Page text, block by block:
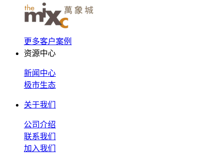
更多客户案例
资源中心
新闻中心
极市生态
关于我们
公司介绍
联系我们
加入我们